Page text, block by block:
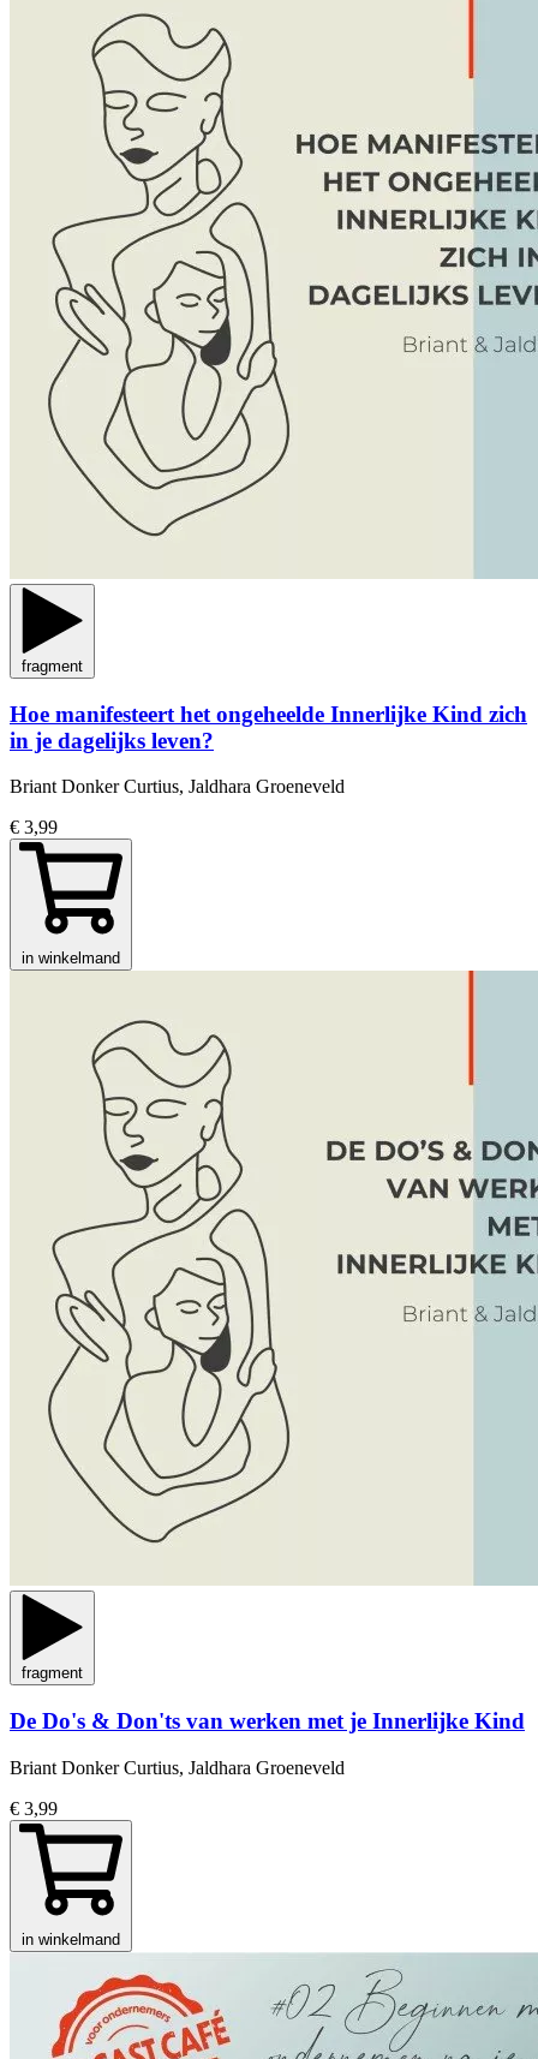
fragment
Hoe manifesteert het ongeheelde Innerlijke Kind zich
in je dagelijks leven?
Briant Donker Curtius, Jaldhara Groeneveld
€ 3,99
in winkelmand
fragment
De Do's & Don'ts van werken met je Innerlijke Kind
Briant Donker Curtius, Jaldhara Groeneveld
€ 3,99
in winkelmand